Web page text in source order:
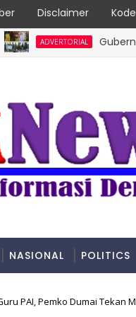
Disclaimer
ADVERTORIAL Gubernur
NASIONAL POLITICS
PAI, Pemko Dumai Tekan